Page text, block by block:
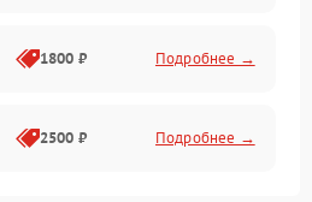
1800 ₽ Подробнее →
2500 ₽ Подробнее →